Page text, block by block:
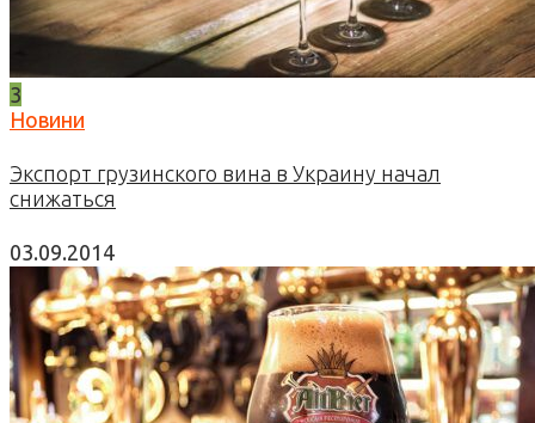
3
Новини
Экспорт грузинского вина в Украину начал
снижаться
03.09.2014